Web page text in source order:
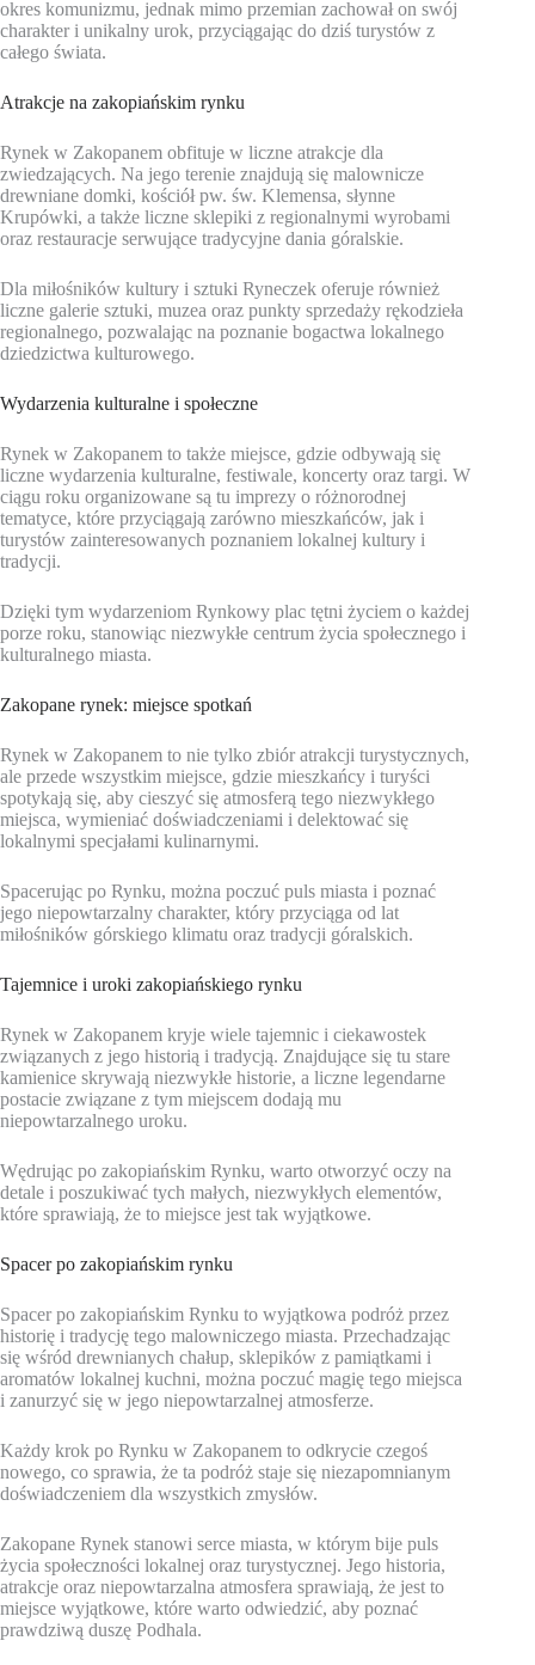
okres komunizmu, jednak mimo przemian zachował on swój
charakter i unikalny urok, przyciągając do dziś turystów z
całego świata.
Atrakcje na zakopiańskim rynku
Rynek w Zakopanem obfituje w liczne atrakcje dla
zwiedzających. Na jego terenie znajdują się malownicze
drewniane domki, kościół pw. św. Klemensa, słynne
Krupówki, a także liczne sklepiki z regionalnymi wyrobami
oraz restauracje serwujące tradycyjne dania góralskie.
Dla miłośników kultury i sztuki Ryneczek oferuje również
liczne galerie sztuki, muzea oraz punkty sprzedaży rękodzieła
regionalnego, pozwalając na poznanie bogactwa lokalnego
dziedzictwa kulturowego.
Wydarzenia kulturalne i społeczne
Rynek w Zakopanem to także miejsce, gdzie odbywają się
liczne wydarzenia kulturalne, festiwale, koncerty oraz targi. W
ciągu roku organizowane są tu imprezy o różnorodnej
tematyce, które przyciągają zarówno mieszkańców, jak i
turystów zainteresowanych poznaniem lokalnej kultury i
tradycji.
Dzięki tym wydarzeniom Rynkowy plac tętni życiem o każdej
porze roku, stanowiąc niezwykłe centrum życia społecznego i
kulturalnego miasta.
Zakopane rynek: miejsce spotkań
Rynek w Zakopanem to nie tylko zbiór atrakcji turystycznych,
ale przede wszystkim miejsce, gdzie mieszkańcy i turyści
spotykają się, aby cieszyć się atmosferą tego niezwykłego
miejsca, wymieniać doświadczeniami i delektować się
lokalnymi specjałami kulinarnymi.
Spacerując po Rynku, można poczuć puls miasta i poznać
jego niepowtarzalny charakter, który przyciąga od lat
miłośników górskiego klimatu oraz tradycji góralskich.
Tajemnice i uroki zakopiańskiego rynku
Rynek w Zakopanem kryje wiele tajemnic i ciekawostek
związanych z jego historią i tradycją. Znajdujące się tu stare
kamienice skrywają niezwykłe historie, a liczne legendarne
postacie związane z tym miejscem dodają mu
niepowtarzalnego uroku.
Wędrując po zakopiańskim Rynku, warto otworzyć oczy na
detale i poszukiwać tych małych, niezwykłych elementów,
które sprawiają, że to miejsce jest tak wyjątkowe.
Spacer po zakopiańskim rynku
Spacer po zakopiańskim Rynku to wyjątkowa podróż przez
historię i tradycję tego malowniczego miasta. Przechadzając
się wśród drewnianych chałup, sklepików z pamiątkami i
aromatów lokalnej kuchni, można poczuć magię tego miejsca
i zanurzyć się w jego niepowtarzalnej atmosferze.
Każdy krok po Rynku w Zakopanem to odkrycie czegoś
nowego, co sprawia, że ta podróż staje się niezapomnianym
doświadczeniem dla wszystkich zmysłów.
Zakopane Rynek stanowi serce miasta, w którym bije puls
życia społeczności lokalnej oraz turystycznej. Jego historia,
atrakcje oraz niepowtarzalna atmosfera sprawiają, że jest to
miejsce wyjątkowe, które warto odwiedzić, aby poznać
prawdziwą duszę Podhala.